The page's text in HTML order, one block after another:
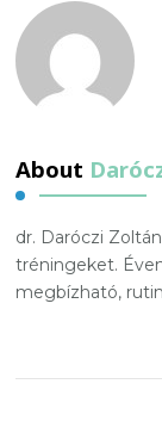
About
dr. Daróczi
tréningeket.
megbízható,